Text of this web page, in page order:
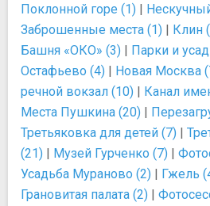
Поклонной горе (1) |
Заброшенные места (1) | Клин
Башня «ОКО» (3) | Парки и
Остафьево (4) | Новая Москва
речной вокзал (10) | Канал
Места Пушкина (20) |
Третьяковка для детей (7) |
(21) | Музей Гурченко (7) |
Усадьба Мураново (2) | Гжель
Грановитая палата (2) |